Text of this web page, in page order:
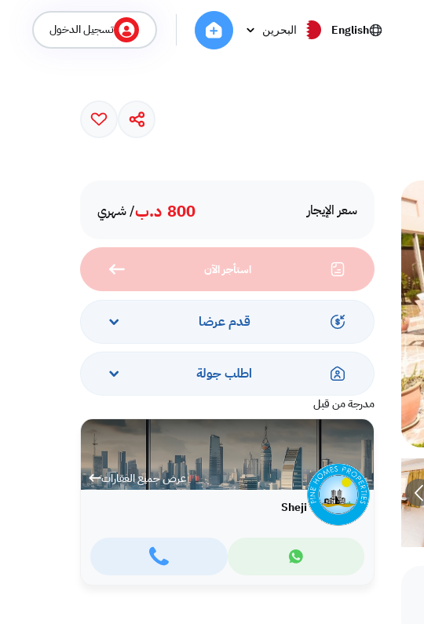
English البحرين تسجيل الدخول
سعر الإيجار 800 د.ب/ شهري
استأجر الآن
قدم عرضا
اطلب جولة
مدرجة من قبل
عرض جميع العقارات
Sheji